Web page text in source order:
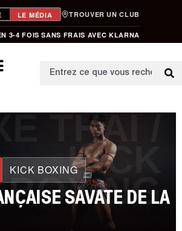
LE MÉDIA TROUVER UN CLUB
3-4 FOIS SANS FRAIS AVEC KLARNA
THAÏ /
KICK
BOXING
KICK BOXING
SAVATE DE LA